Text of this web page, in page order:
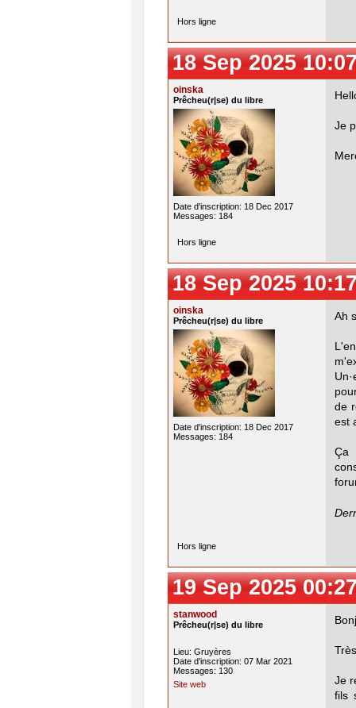
Hors ligne
18 Sep 2025
oinska
Prêcheu(r|se) du libre
Date d'inscription: 18 Dec 2017
Messages: 184
Je
Hors ligne
18 Sep 2025
oinska
Prêcheu(r|se) du libre
Date d'inscription: 18 Dec 2017
Messages: 184
Ah
de
est
Ça
Hors ligne
19 Sep 2025
stanwood
Prêcheu(r|se) du libre
Lieu: Gruyères
Date d'inscription: 07 Mar 2021
Messages: 130
Site web
Je
fils